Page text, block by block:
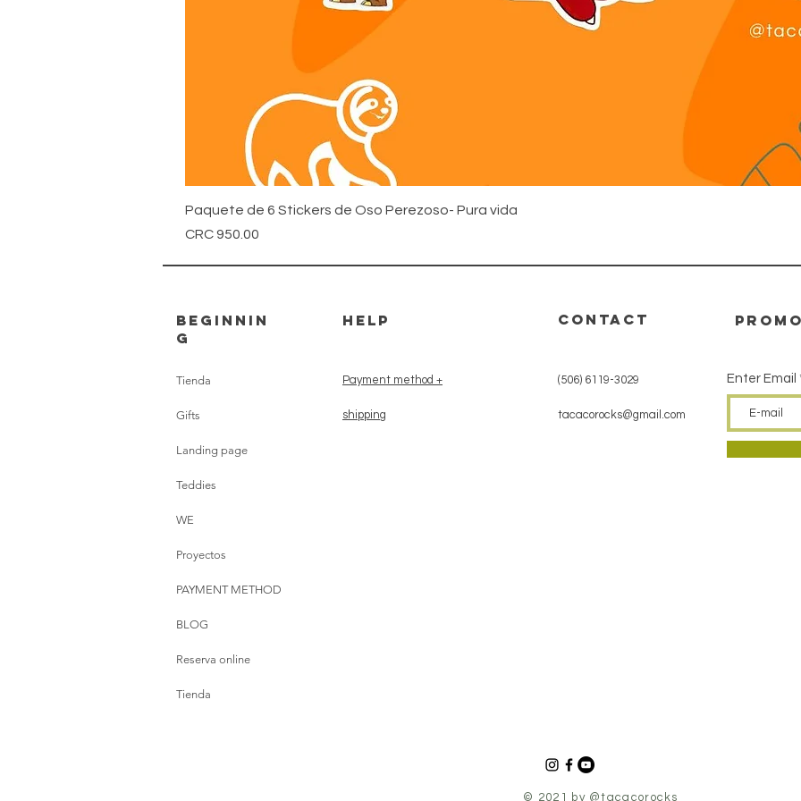
Paquete de 6 Stickers de Oso Perezoso- Pura vida
Price
CRC 950.00
beginnin
g
Tienda
Gifts
Landing page
Teddies
WE
Proyectos
PAYMENT METHOD
BLOG
Reserva online
Tienda
HELP
Payment method +
shipping
CONTACT
(506) 6119-3029
tacacorocks@gmail.com
Enter Email
© 2021 by @tacacorocks